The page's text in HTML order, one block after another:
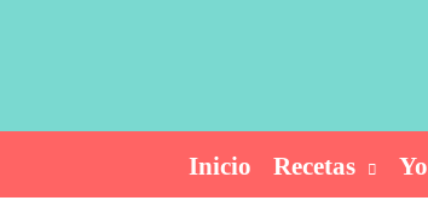
Inicio
Recetas Yo